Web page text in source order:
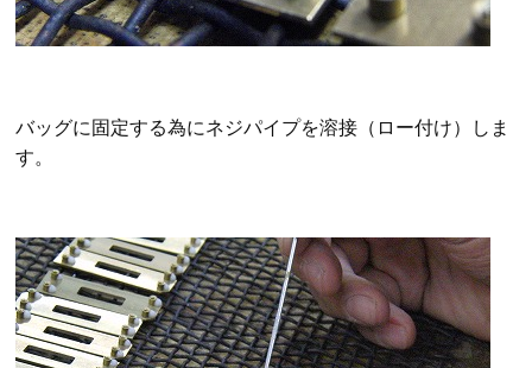
バッグに固定する為にネジパイプを溶接（ロー付け）しま
す。